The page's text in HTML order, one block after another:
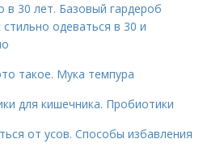
в 30 лет. Базовый гардероб
одеваться в 30 и
такое. Мука темпура
для кишечника. Пробиотики
от усов. Способы избавления